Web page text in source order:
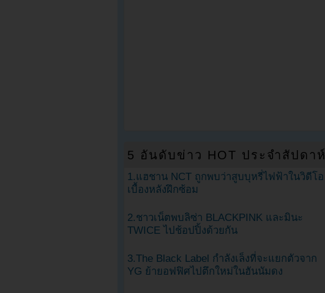
5 อันดับข่าว HOT ประจำสัปดาห์
1.แฮชาน NCT ถูกพบว่าสูบบุหรี่ไฟฟ้าในวิดีโอ
เบื้องหลังฝึกซ้อม
2.ชาวเน็ตพบลิซ่า BLACKPINK และมินะ
TWICE ไปช้อปปิ้งด้วยกัน
3.The Black Label กำลังเล็งที่จะแยกตัวจาก
YG ย้ายอฟฟิศไปตึกใหม่ในฮันนัมดง